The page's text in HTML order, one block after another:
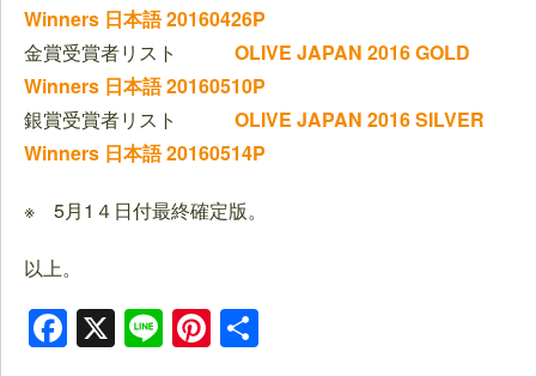
Winners 日本語 20160426P
金賞受賞者リスト OLIVE JAPAN 2016 GOLD
Winners 日本語 20160510P
銀賞受賞者リスト OLIVE JAPAN 2016 SILVER
Winners 日本語 20160514P
※ 5月1４日付最終確定版。
以上。
Facebook
X LinePinterest